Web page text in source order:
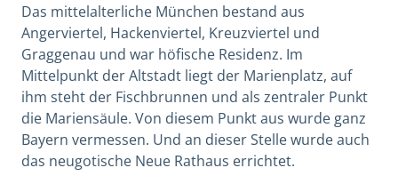
Das mittelalterliche München bestand aus
Angerviertel, Hackenviertel, Kreuzviertel und
Graggenau und war höfische Residenz. Im
Mittelpunkt der Altstadt liegt der Marienplatz, auf
ihm steht der Fischbrunnen und als zentraler Punkt
die Mariensäule. Von diesem Punkt aus wurde ganz
Bayern vermessen. Und an dieser Stelle wurde auch
das neugotische Neue Rathaus errichtet.